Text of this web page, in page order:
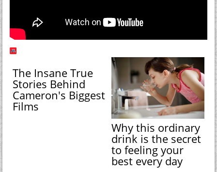
The Insane True
Stories Behind
Cameron's Biggest
Films
Why this ordinary
drink is the secret
to feeling your
best every day